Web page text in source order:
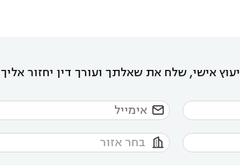
יעוץ אישי, שלח את שאלתך ועורך דין יחזור אליך

